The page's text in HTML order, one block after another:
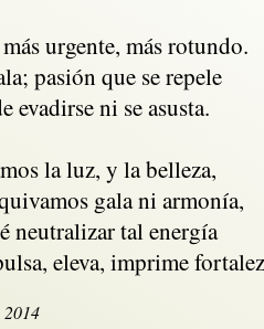
urgente, más rotundo.
pasión que se repele
evadirse ni se asusta.
la luz, y la belleza,
gala ni armonía,
neutralizar tal energía
eleva, imprime